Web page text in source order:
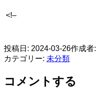
<!–
投稿日: 2024-03-26作成者:
カテゴリー: 未分類
コメントする